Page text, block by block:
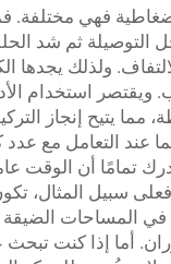
فهي
التوصيلة ثم شد
ولذلك يجدها
ويقتصر استخدام
مما يتيح إنجاز
عند التعامل مع عدد
تمامًا أن الوقت
سبيل المثال،
المساحات الضيقة
أما إذا كنت تبحث